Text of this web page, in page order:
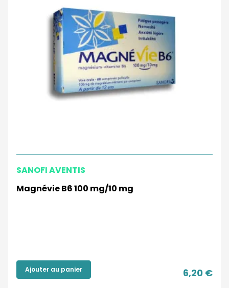
SANOFI AVENTIS
Magnévie B6 100 mg/10 mg
Ajouter au panier 6,20 €